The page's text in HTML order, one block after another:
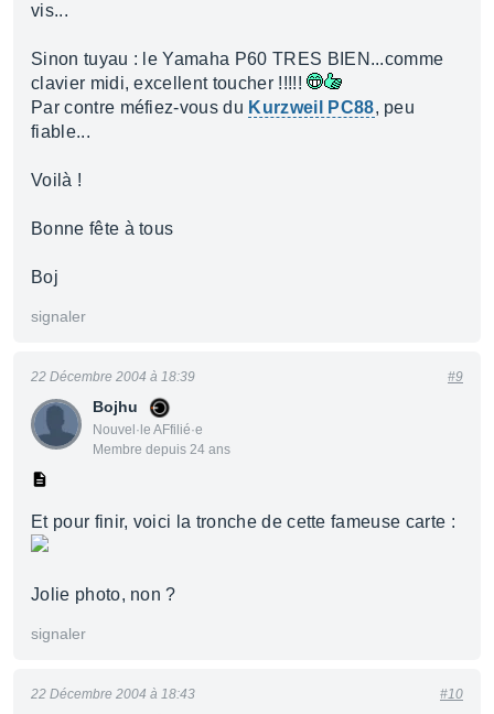
vis...
Sinon tuyau : le Yamaha P60 TRES BIEN...comme
clavier midi, excellent toucher !!!!!
Par contre méfiez-vous du Kurzweil PC88, peu
fiable...
Voilà !
Bonne fête à tous
Boj
signaler
Bojhu
Nouvel·le AFfilié·e
Membre depuis 24 ans
22 Décembre 2004 à 18:39 #9
Et pour finir, voici la tronche de cette fameuse carte :
Jolie photo, non ?
signaler
22 Décembre 2004 à 18:43 #10